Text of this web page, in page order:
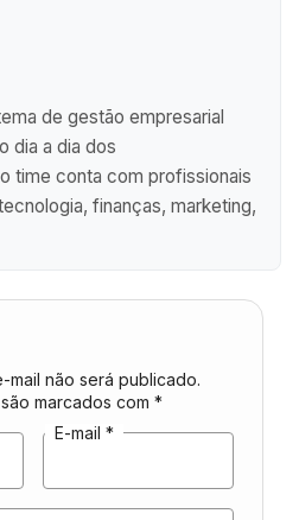
de gestão empresarial
dia a dia dos
time conta com profissionais
finanças, marketing,
não será publicado.
marcados com *
E-mail *